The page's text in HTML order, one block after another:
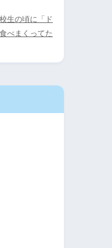
生の頃に「ド
べまくってた